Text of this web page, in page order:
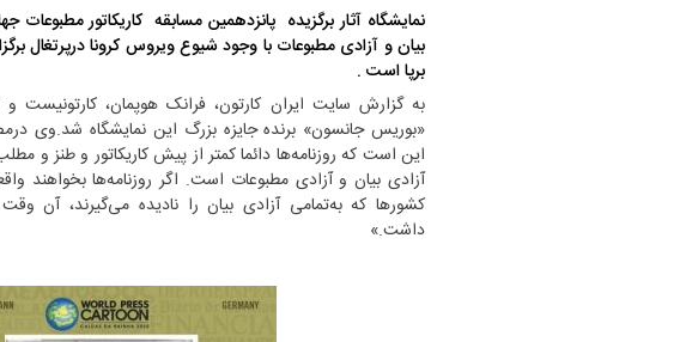
نمایشگاه آثار برگزیده پانزدهمین مسابقه کاریکاتور مطبوعات
برپا است .
به گزارش سایت ایران کارتون، فرانک هوپمان، کارتونیست و
«بوریس جانسون» برنده جایزه بزرگ این نمایشگاه شد.وی
این است که روزنامه‌ها دائما کمتر از پیش کاریکاتور و طنز و
آزادی بیان و آزادی مطبوعات است. اگر روزنامه‌ها بخواهند
کشورها که به‌تمامی آزادی بیان را نادیده می‌گیرند، آن
داشت.»